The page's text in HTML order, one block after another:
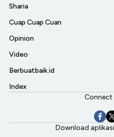
Sharia
Cuap Cuap Cuan
Opinion
Video
Berbuatbaik.id
Index
Connect
Download